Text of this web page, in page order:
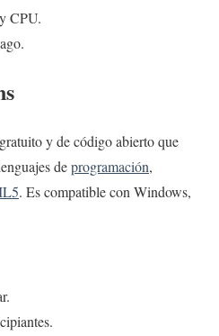
CPU.
y de código abierto que
deprogramación,
. Es compatible con Windows,